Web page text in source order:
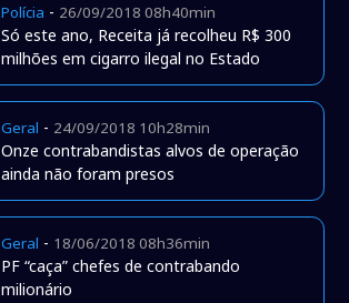
Polícia - 26/09/2018 08h40min
Só este ano, Receita já recolheu R$ 300
milhões em cigarro ilegal no Estado
Geral - 24/09/2018 10h28min
Onze contrabandistas alvos de operação
ainda não foram presos
Geral - 18/06/2018 08h36min
PF “caça” chefes de contrabando
milionário